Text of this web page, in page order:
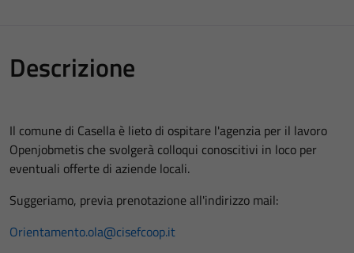
Descrizione
Il comune di Casella è lieto di ospitare l'agenzia per il lavoro
Openjobmetis che svolgerà colloqui conoscitivi in loco per
eventuali offerte di aziende locali.
Suggeriamo, previa prenotazione all'indirizzo mail:
Orientamento.ola@cisefcoop.it